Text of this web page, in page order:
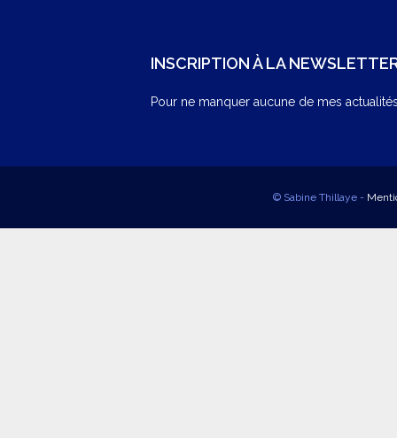
INSCRIPTION À LA
Pour ne manquer aucune de mes
© Sabine Thillaye -